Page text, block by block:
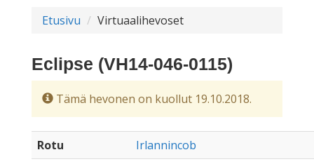
Etusivu Virtuaalihevoset
Eclipse (VH14-046-0115)
Tämä hevonen on kuollut 19.10.2018.
Rotu
Irlannincob